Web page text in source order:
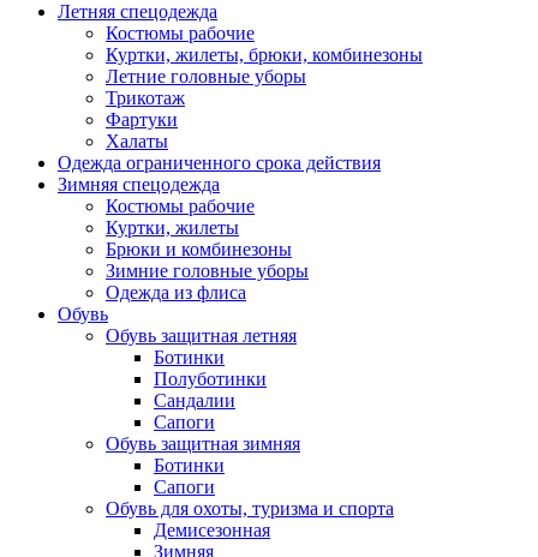
Летняя спецодежда
Костюмы рабочие
Куртки, жилеты, брюки, комбинезоны
Летние головные уборы
Трикотаж
Фартуки
Халаты
Одежда ограниченного срока действия
Зимняя спецодежда
Костюмы рабочие
Куртки, жилеты
Брюки и комбинезоны
Зимние головные уборы
Одежда из флиса
Обувь
Обувь защитная летняя
Ботинки
Полуботинки
Сандалии
Сапоги
Обувь защитная зимняя
Ботинки
Сапоги
Обувь для охоты, туризма и спорта
Демисезонная
Зимняя